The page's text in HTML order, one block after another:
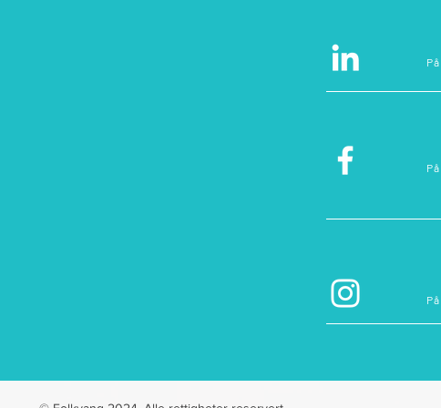
På
På
På